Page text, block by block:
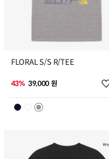
FLORAL S/S R/TEE
39,000 원
43%